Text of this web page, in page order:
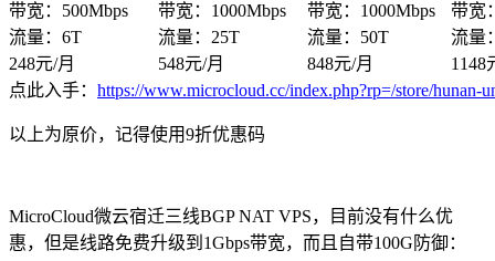
带宽：500Mbps
带宽：1000Mbps 带宽：1000Mbps
带宽
流量：6T
流量：25T 流量：50T
流量
248元/月
548元/月 848元/月
1148
点此入手： https://www.microcloud.cc/index.php?rp=/store/hunan-
以上为原价，记得使用9折优惠码
MicroCloud微云宿迁三线BGP NAT VPS，目前没有什么优
惠，但是线路免费升级到1Gbps带宽，而且自带100G防御：